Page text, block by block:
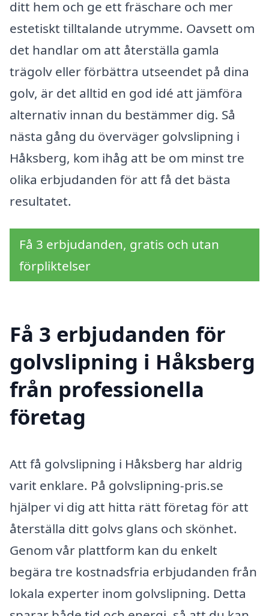
ditt hem och ge ett fräschare och mer
estetiskt tilltalande utrymme. Oavsett om
det handlar om att återställa gamla
trägolv eller förbättra utseendet på dina
golv, är det alltid en god idé att jämföra
alternativ innan du bestämmer dig. Så
nästa gång du överväger golvslipning i
Håksberg, kom ihåg att be om minst tre
olika erbjudanden för att få det bästa
resultatet.
Få 3 erbjudanden, gratis och utan
förpliktelser
Få 3 erbjudanden för
golvslipning i Håksberg
från professionella
företag
Att få golvslipning i Håksberg har aldrig
varit enklare. På golvslipning-pris.se
hjälper vi dig att hitta rätt företag för att
återställa ditt golvs glans och skönhet.
Genom vår plattform kan du enkelt
begära tre kostnadsfria erbjudanden från
lokala experter inom golvslipning. Detta